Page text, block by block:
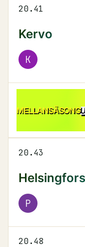
20.41
Kervo
K
MELLANSÄSONG
20.43
Helsingfors
P
20.48